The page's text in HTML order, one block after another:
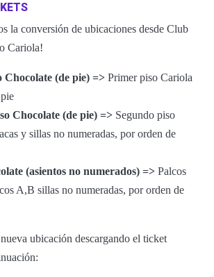
la conversión de ubicaciones desde Club
Cariola!
Chocolate (de pie) => Primer piso Cariola
Chocolate (de pie) => Segundo piso
y sillas no numeradas, por orden de
(asientos no numerados) => Palcos
A,B sillas no numeradas, por orden de
ubicación descargando el ticket